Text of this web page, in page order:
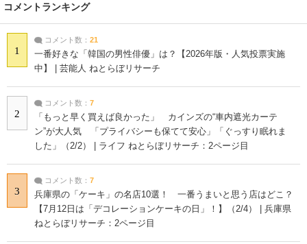
コメントランキング
1
コメント数： 21
一番好きな「韓国の男性俳優」は？【2026年版・人気投票実施
中】 | 芸能人 ねとらぼリサーチ
2
コメント数： 7
「もっと早く買えば良かった」 カインズの“車内遮光カーテ
ン”が大人気 「プライバシーも保てて安心」「ぐっすり眠れま
した」（2/2） | ライフ ねとらぼリサーチ：2ページ目
3
コメント数： 7
兵庫県の「ケーキ」の名店10選！ 一番うまいと思う店はどこ？
【7月12日は「デコレーションケーキの日」！】（2/4） | 兵庫県
ねとらぼリサーチ：2ページ目